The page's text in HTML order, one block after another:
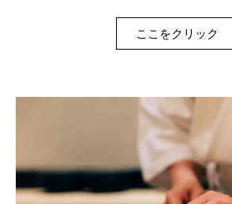
ここをクリック